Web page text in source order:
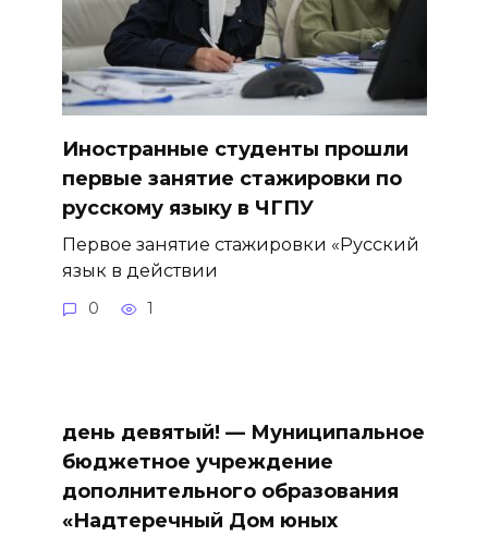
Иностранные студенты прошли
первые занятие стажировки по
русскому языку в ЧГПУ
Первое занятие стажировки «Русский
язык в действии
0 1
день девятый! — Муниципальное
бюджетное учреждение
дополнительного образования
«Надтеречный Дом юных